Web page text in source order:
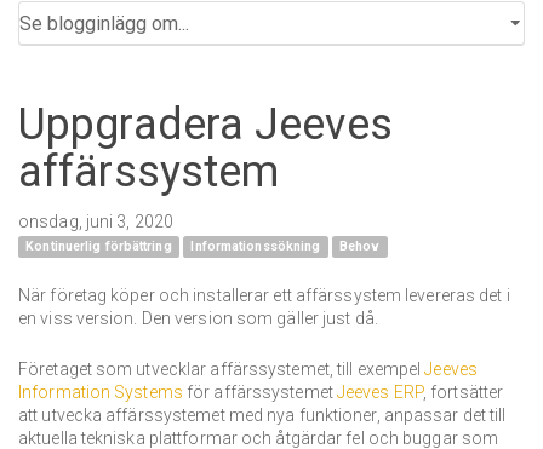
Uppgradera Jeeves
affärssystem
onsdag, juni 3, 2020
Kontinuerlig förbättring Informationssökning Behov
När företag köper och installerar ett affärssystem levereras det i
en viss version. Den version som gäller just då.
Företaget som utvecklar affärssystemet, till exempelJeeves
Information Systems för affärssystemetJeeves ERP, fortsätter
att utvecka affärssystemet med nya funktioner, anpassar det till
aktuella tekniska plattformar och åtgärdar fel och buggar som